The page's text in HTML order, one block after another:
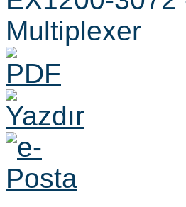
Multiplexer